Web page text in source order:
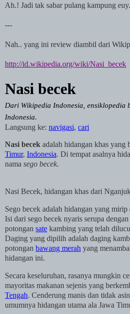
Ah.! Jadi tak sabar pulang kampung
---
Nah.. yang ini review diambil dari
http://id.wikipedia.org/wiki/Nasi_becek
Nasi becek
Dari Wikipedia Indonesia, ensiklopedia
Indonesia.
Langsung ke: navigasi, cari
Nasi becek adalah hidangan khas yang
Timur, Indonesia. Di tempat asalnya
nama sego becek.
Nasi Becek, hidangan khas dari
Sego becek adalah hidangan yang mirip
Isi dari sego becek nyaris serupa dengan
potongan sate kambing yang telah
Daging yang dipilih adalah daging
potongan bawang merah yang
hidangan ini.
Secara keseluruhan, rasanya mungkin
mayoritas makanan sejenis yang
Tengah. Cenderung manis dan tidak
umumnya hidangan utama ala Jawa